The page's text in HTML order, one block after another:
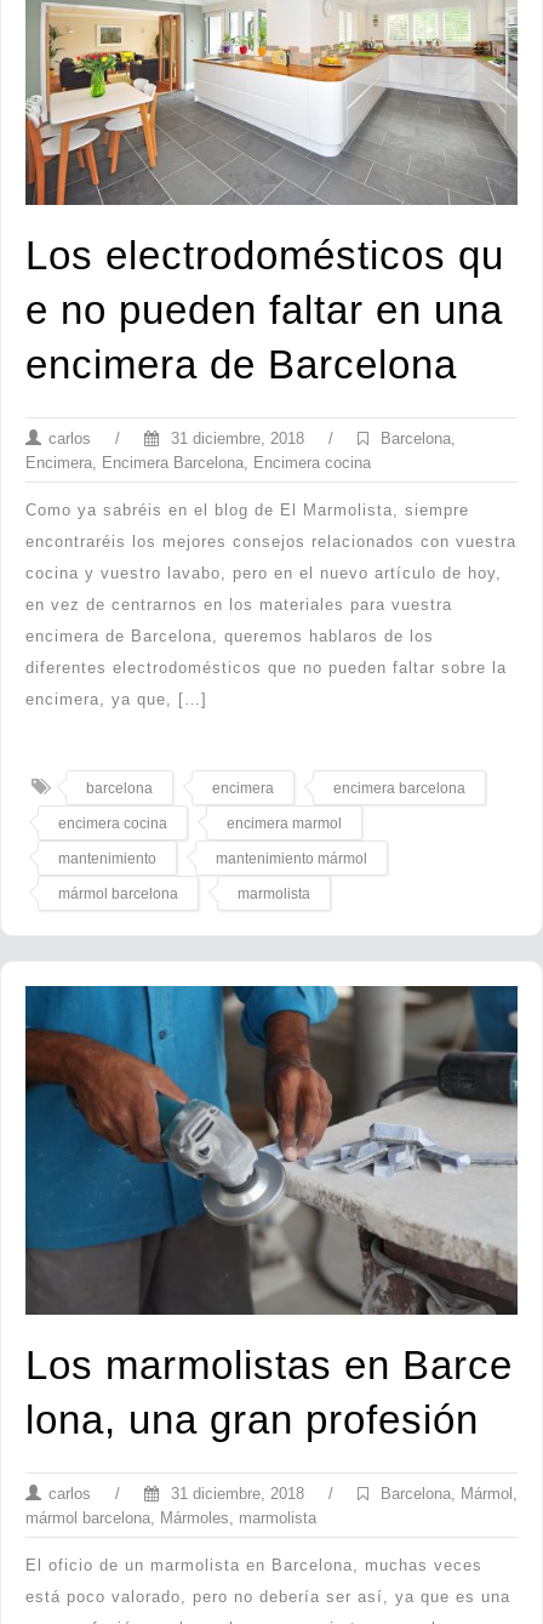
Los electrodomésticos qu
e no pueden faltar en una
encimera de Barcelona
carlos / 31 diciembre, 2018 / Barcelona,
Encimera, Encimera Barcelona, Encimera cocina
Como ya sabréis en el blog de El Marmolista, siempre
encontraréis los mejores consejos relacionados con vuestra
cocina y vuestro lavabo, pero en el nuevo artículo de hoy,
en vez de centrarnos en los materiales para vuestra
encimera de Barcelona, queremos hablaros de los
diferentes electrodomésticos que no pueden faltar sobre la
encimera, ya que, […]
barcelona encimera encimera barcelona
encimera cocina encimera marmol
mantenimiento mantenimiento mármol
mármol barcelona marmolista
Los marmolistas en Barce
lona, una gran profesión
carlos / 31 diciembre, 2018 / Barcelona Mármol
mármol barcelona
Mármoles marmolista
El oficio de un marmolista en Barcelona, muchas veces
está poco valorado, pero no debería ser así, ya que es una